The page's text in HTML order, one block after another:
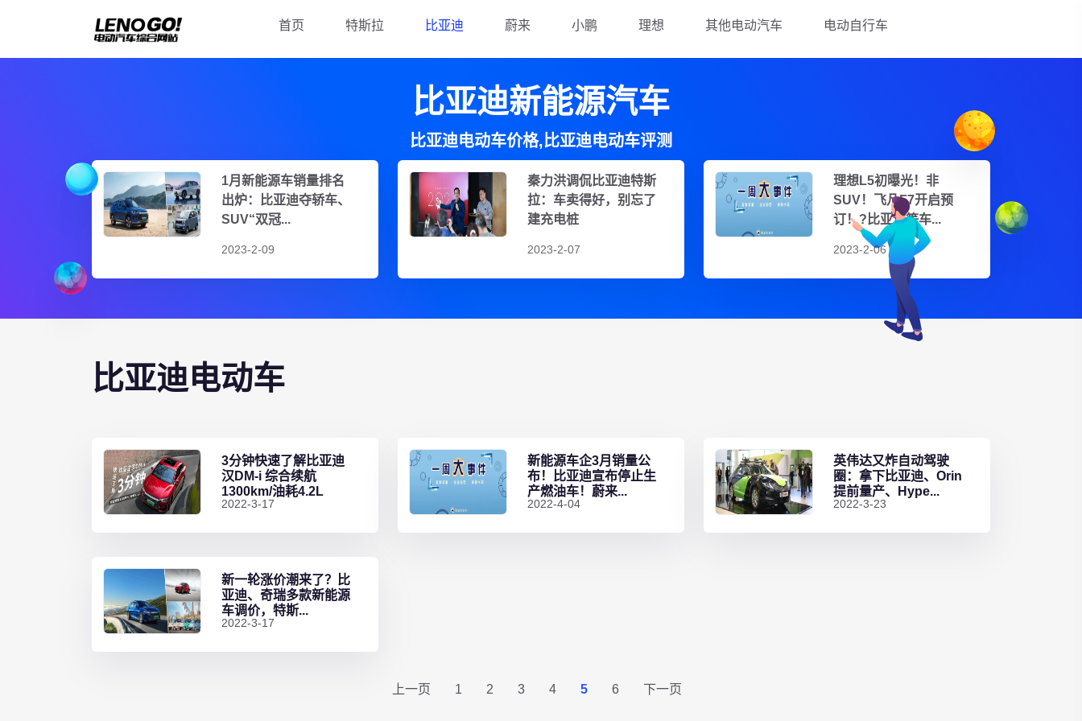
首页 特斯拉 比亚迪 蔚来 小鹏 理想 其他电动汽车 电动自行车
比亚迪新能源汽车
比亚迪电动车价格,比亚迪电动车评测
1月新能源车销量排名
出炉：比亚迪夺轿车、
SUV“双冠...
2023-2-09
秦力洪调侃比亚迪特斯
拉：车卖得好，别忘了
建充电桩
2023-2-07
理想L5初曝光！非
SUV！飞凡F7开启预
订！?比亚迪等车...
2023-2-06
比亚迪电动车
3分钟快速了解比亚迪
汉DM-i 综合续航
1300km/油耗4.2L
2022-3-17
新能源车企3月销量公
布！比亚迪宣布停止生
产燃油车！蔚来...
2022-4-04
英伟达又炸自动驾驶
圈：拿下比亚迪、Orin
提前量产、Hype...
2022-3-23
新一轮涨价潮来了？比
亚迪、奇瑞多款新能源
车调价，特斯...
2022-3-17
上一页 1 2 3 4 5 6 下一页